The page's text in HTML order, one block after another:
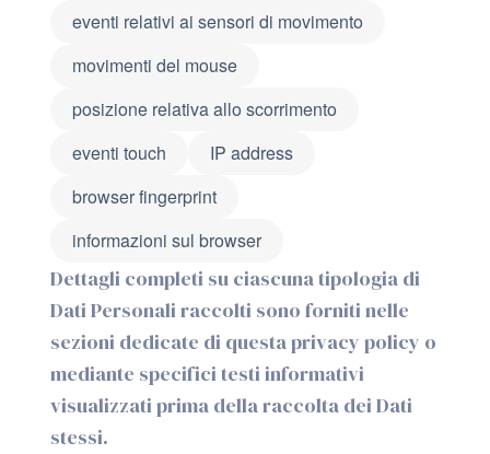
eventi relativi ai sensori di movimento
movimenti del mouse
posizione relativa allo scorrimento
eventi touch
IP address
browser fingerprint
informazioni sul browser
Dettagli completi su ciascuna tipologia di
Dati Personali raccolti sono forniti nelle
sezioni dedicate di questa privacy policy o
mediante specifici testi informativi
visualizzati prima della raccolta dei Dati
stessi.